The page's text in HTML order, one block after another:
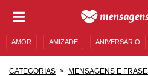
AMOR AMIZADE ANIVERSÁRIO
CATEGORIAS MENSAGENS E